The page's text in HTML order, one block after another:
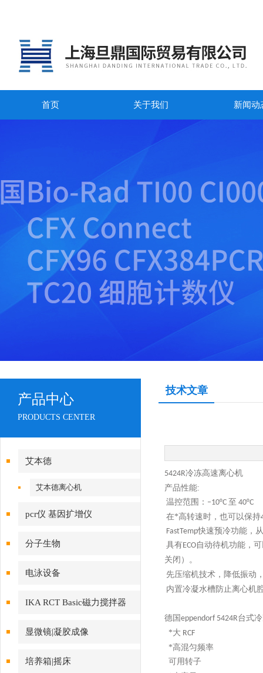
首页 关于我们 新闻动
产品中心
PRODUCTS CENTER
艾本德
艾本德离心机
pcr仪 基因扩增仪
分子生物
电泳设备
IKA RCT Basic磁力搅拌器
显微镜|凝胶成像
培养箱|摇床
技术文章
5424R冷冻高速离心机
产品性能:
温控范围：–10°C 至 40°C
在*高转速时，也可以保持
FastTemp快速预冷功能，
具有ECO自动待机功能，
关闭） 。
先压缩机技术，降低振动
内置冷凝水槽防止离心机
德国eppendorf 5424R台式
*大 RCF
*高混匀频率
可用转子